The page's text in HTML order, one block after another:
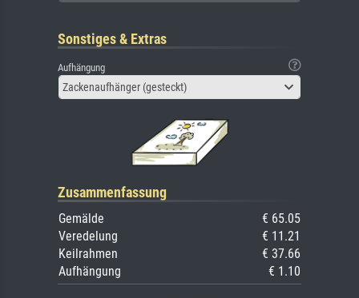
Sonstiges & Extras
Aufhängung
Zackenaufhänger (gesteckt)
Zusammenfassung
Gemälde
€ 65.05
Veredelung
€ 11.21
Keilrahmen
€ 37.66
Aufhängung
€ 1.10